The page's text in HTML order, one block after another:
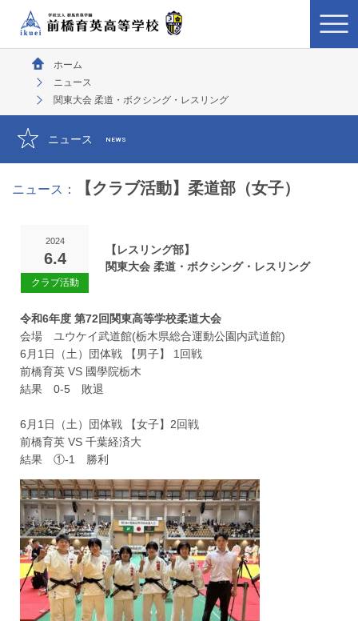
ホーム
ニュース
関東大会 柔道・ボクシング・レスリング
ニュース NEWS
ニュース： 【クラブ活動】柔道部（女子）
2024
6.4
【レスリング部】
関東大会 柔道・ボクシング・レスリング
令和6年度 第72回関東高等学校柔道大会
会場 ユウケイ武道館(栃木県総合運動公園内武道館)
6月1日（土）団体戦 【男子】 1回戦
前橋育英 VS 國學院栃木
結果 0-5 敗退
6月1日（土）団体戦 【女子】2回戦
前橋育英 VS 千葉経済大
結果 ①-1 勝利